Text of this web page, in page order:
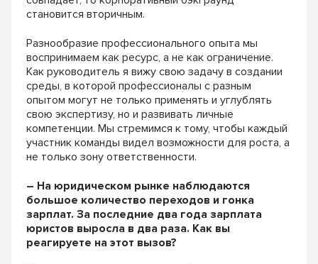
становится вторичным.
Разнообразие профессионального опыта мы
воспринимаем как ресурс, а не как ограничение.
Как руководитель я вижу свою задачу в создании
среды, в которой профессионалы с разным
опытом могут не только применять и углублять
свою экспертизу, но и развивать личные
компетенции. Мы стремимся к тому, чтобы каждый
участник команды видел возможности для роста, а
не только зону ответственности.
– На юридическом рынке наблюдаются
большое количество переходов и гонка
зарплат. За последние два года зарплата
юристов выросла в два раза. Как вы
реагируете на этот вызов?